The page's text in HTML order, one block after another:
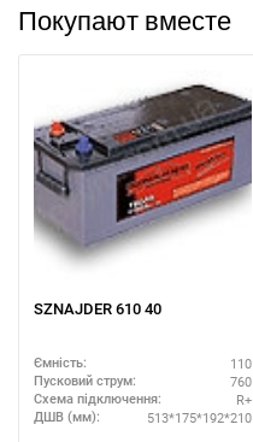
Покупают вместе
SZNAJDER 610 40
Ємність: 110
Пусковий струм: 760
Схема підключення: R+
ДШВ (мм): 513*175*192*210